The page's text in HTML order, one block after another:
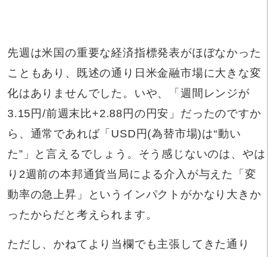
先週は米国の重要な経済指標発表がほぼなかった
こともあり、既述の通り日米金融市場に大きな変
化はありませんでした。いや、「週間レンジが
3.15円/前週末比+2.88円の円安」だったのですか
ら、通常であれば「USD円(為替市場)は“動い
た”」と言えるでしょう。そう感じないのは、やは
り2週前の本邦通貨当局による介入が与えた「変
動率の急上昇」というインパクトがかなり大きか
ったからだと考えられます。
ただし、かねてより当欄でも主張してきた通り